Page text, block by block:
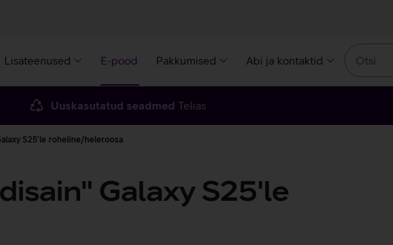
Lisateenused E-pood Pakkumised Abi ja kontaktid
Uuskasutatud seadmed Telias
S25'le roheline/heleroosa
Galaxy S25'le